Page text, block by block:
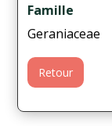
Famille
Geraniaceae
Retour